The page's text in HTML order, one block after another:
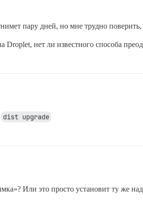
пару дней, но мне трудно
нет ли известного способа
dist upgrade
Или это просто установит ту же